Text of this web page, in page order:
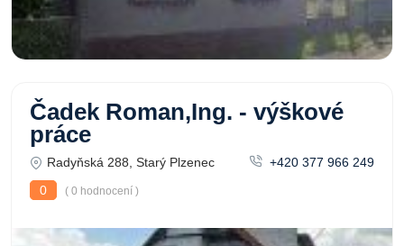
Čadek Roman,Ing. - výškové
práce
Radyňská 288, Starý Plzenec
+420 377 966 249
0
( 0 hodnocení )